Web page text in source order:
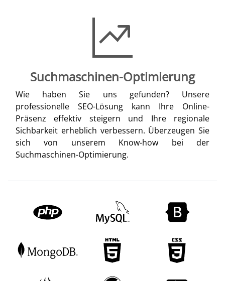
Suchmaschinen-Optimierung
Wie haben Sie uns gefunden? Unsere
professionelle SEO-Lösung kann Ihre Online-
Präsenz effektiv steigern und Ihre regionale
Sichbarkeit erheblich verbessern. Überzeugen Sie
sich von unserem Know-how bei der
Suchmaschinen-Optimierung.